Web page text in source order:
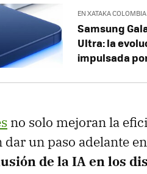
EN XATAKA COLOMBIA
Samsung
Ultra: la
impulsada
no solo mejoran la
un paso adelante
de la IA en los